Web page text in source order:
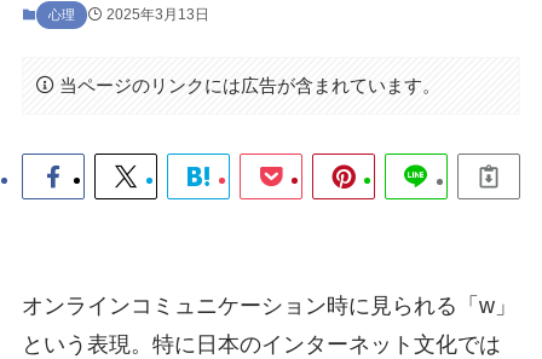
心理 2025年3月13日
当ページのリンクには広告が含まれています。
オンラインコミュニケーション時に見られる「w」
という表現。特に日本のインターネット文化では